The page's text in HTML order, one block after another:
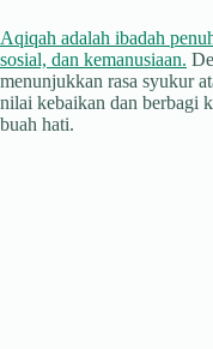
Aqiqah adalah ibadah
sosial, dan kemanusiaan.
menunjukkan rasa syukur
nilai kebaikan dan berbagi
buah hati.